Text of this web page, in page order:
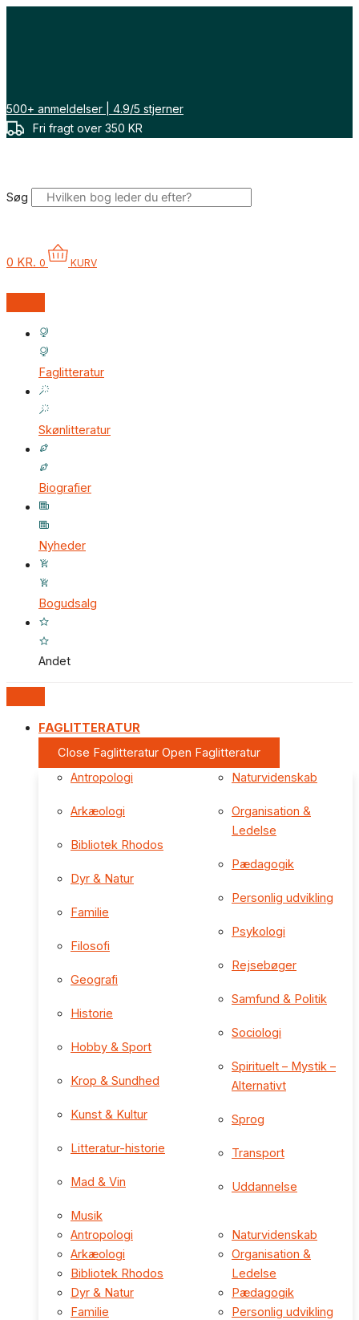
Gå
500+ anmeldelser | 4.9/5 stjerner
Fri fragt over 350 KR
Søg
0 KR. 0 KURV
Faglitteratur
Skønlitteratur
Biografier
Nyheder
Bogudsalg
Andet
FAGLITTERATUR
Close Faglitteratur Open Faglitteratur
Antropologi
Arkæologi
Bibliotek Rhodos
Dyr & Natur
Familie
Filosofi
Geografi
Historie
Hobby & Sport
Krop & Sundhed
Kunst & Kultur
Litteratur-historie
Mad & Vin
Musik
Naturvidenskab
Organisation &
Ledelse
Pædagogik
Personlig udvikling
Psykologi
Rejsebøger
Samfund & Politik
Sociologi
Spirituelt – Mystik –
Alternativt
Sprog
Transport
Uddannelse
Antropologi
Arkæologi
Bibliotek Rhodos
Dyr & Natur
Familie
Naturvidenskab
Organisation &
Ledelse
Pædagogik
Personlig udvikling
Sorteret